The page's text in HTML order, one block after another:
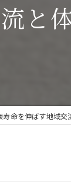
と
命を伸ばす地域交